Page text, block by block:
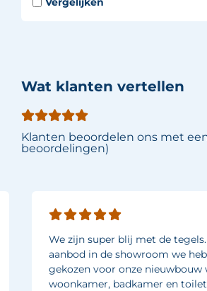
Wat klanten vertellen
Klanten beoordelen ons met een
beoordelingen)
We zijn super blij met de
aanbod in de showroom we
gekozen voor onze nieuwbouw
woonkamer, badkamer en